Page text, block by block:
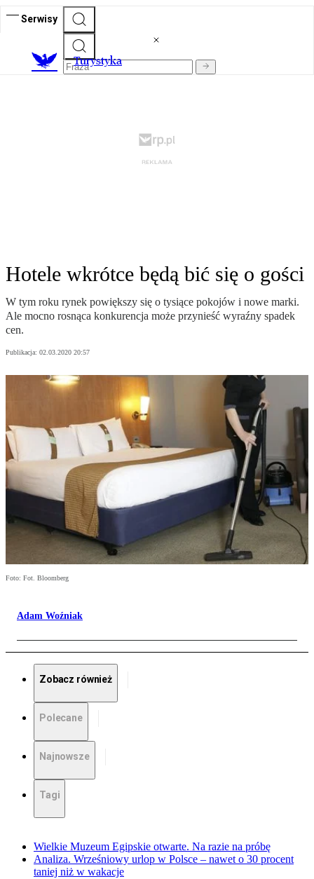
Serwisy
Turystyka
Hotele wkrótce będą bić się o gości
W tym roku rynek powiększy się o tysiące pokojów i nowe marki.
Ale mocno rosnąca konkurencja może przynieść wyraźny spadek
cen.
Publikacja: 02.03.2020 20:57
Foto: Fot. Bloomberg
Adam Woźniak
Zobacz również
Polecane
Najnowsze
Tagi
Wielkie Muzeum Egipskie otwarte. Na razie na próbę
Analiza. Wrześniowy urlop w Polsce – nawet o 30 procent
taniej niż w wakacje